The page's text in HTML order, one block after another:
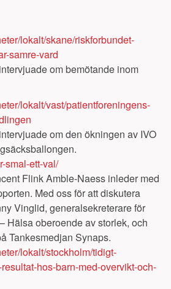
lokalt/skane/riskforbundet-
samre-vard
om bemötande inom
lokalt/vast/patientforeningens-
om den ökningen av IVO
smal-ett-val/
Flink Amble-Naess inleder med
Med oss för att diskutera
Vinglid, generalsekreterare för
Hälsa oberoende av storlek, och
Tankesmedjan Synaps.
lokalt/stockholm/tidigt-
hos-barn-med-overvikt-och-